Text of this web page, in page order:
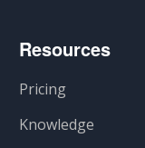
Resources
Pricing
Knowledge